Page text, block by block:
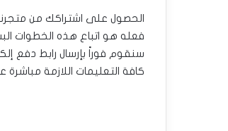
فعله هو اتباع هذه الخطوات
سنقوم فوراً بإرسال رابط دفع
كافة التعليمات اللازمة مباشرة